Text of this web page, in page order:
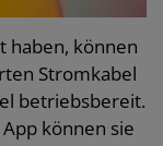
haben, können
Stromkabel
betriebsbereit.
können sie